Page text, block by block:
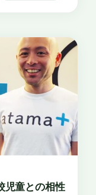
児童との相性